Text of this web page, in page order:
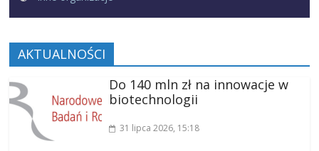
AKTUALNOŚCI
Do 140 mln zł na innowacje w
biotechnologii
31 lipca 2026, 15:18